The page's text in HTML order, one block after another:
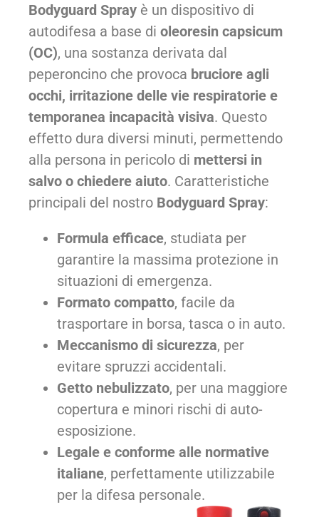
Bodyguard Spray è un dispositivo di
autodifesa a base di oleoresin capsicum
(OC), una sostanza derivata dal
peperoncino che provoca bruciore agli
occhi, irritazione delle vie respiratorie e
temporanea incapacità visiva. Questo
effetto dura diversi minuti, permettendo
alla persona in pericolo di mettersi in
salvo o chiedere aiuto. Caratteristiche
principali del nostro Bodyguard Spray:
Formula efficace, studiata per
garantire la massima protezione in
situazioni di emergenza.
Formato compatto, facile da
trasportare in borsa, tasca o in auto.
Meccanismo di sicurezza, per
evitare spruzzi accidentali.
Getto nebulizzato, per una maggiore
copertura e minori rischi di auto-
esposizione.
Legale e conforme alle normative
italiane, perfettamente utilizzabile
per la difesa personale.